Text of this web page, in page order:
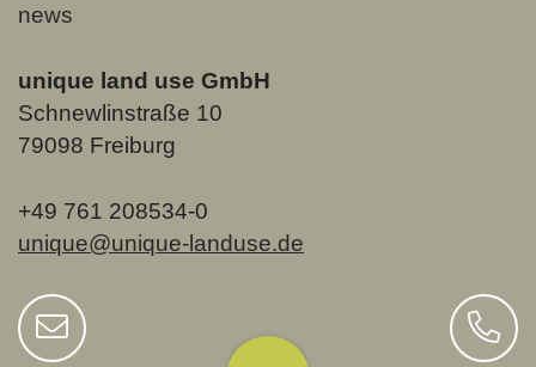
news
unique land use GmbH
Schnewlinstraße 10
79098 Freiburg
+49 761 208534-0
unique@unique-landuse.de